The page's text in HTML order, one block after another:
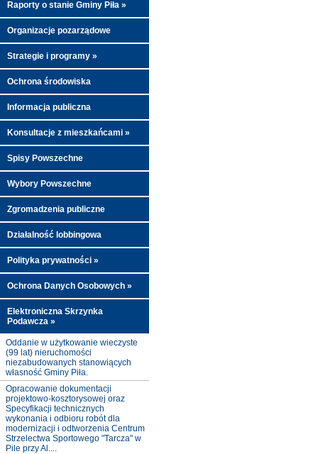
Raporty o stanie Gminy Piła »
Organizacje pozarządowe
Strategie i programy »
Ochrona środowiska
Informacja publiczna
Konsultacje z mieszkańcami »
Spisy Powszechne
Wybory Powszechne
Zgromadzenia publiczne
Działalność lobbingowa
Polityka prywatności »
Ochrona Danych Osobowych »
Elektroniczna Skrzynka
Podawcza »
Oddanie w użytkowanie wieczyste
(99 lat) nieruchomości
niezabudowanych stanowiących
własność Gminy Piła.
Opracowanie dokumentacji
projektowo-kosztorysowej oraz
Specyfikacji technicznych
wykonania i odbioru robót dla
modernizacji i odtworzenia Centrum
Strzelectwa Sportowego "Tarcza" w
Pile przy Al....